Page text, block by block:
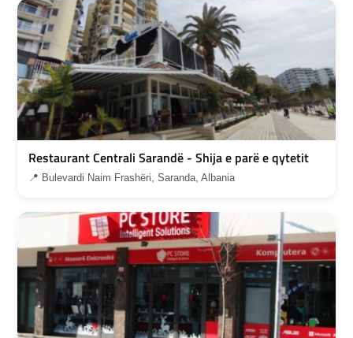
Restaurant Centrali Sarandë - Shija e parë e qytetit
📍 Bulevardi Naim Frashëri, Saranda, Albania